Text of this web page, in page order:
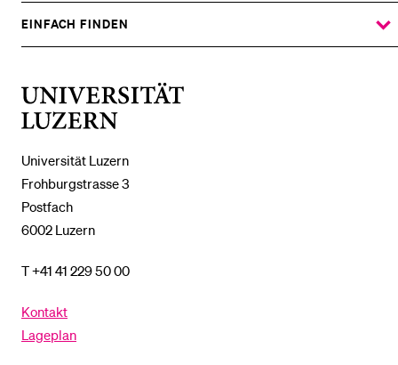
Universität Luzern
Frohburgstrasse 3
Postfach
6002 Luzern
T +41 41 229 50 00
Kontakt
Lageplan
UNTERMENÜ
EINFACH FINDEN
ZEIGE
DAS